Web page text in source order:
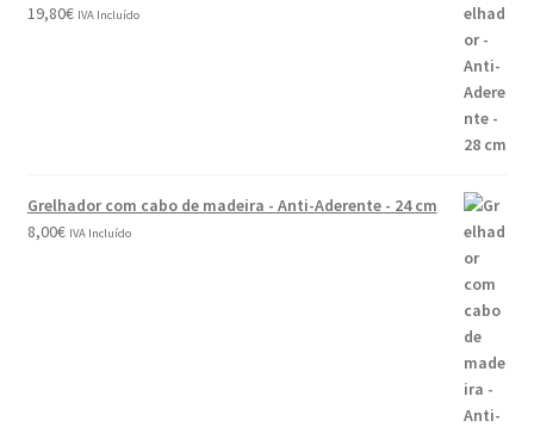
19,80€ IVA Incluído
Grelhador com cabo de madeira - Anti-Aderente - 24 cm
8,00€ IVA Incluído